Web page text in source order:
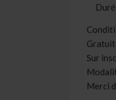
Gratuit
Sur
Merci